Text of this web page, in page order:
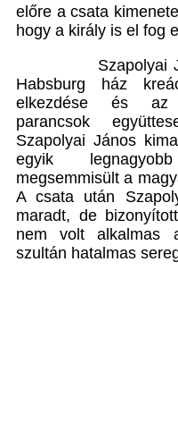
előre a csata
hogy a király is el fog
Szapolyai
Habsburg ház
elkezdése és az
parancsok
Szapolyai János
egyik
megsemmisült a
A csata után
maradt, de
nem volt alkalmas
szultán hatalmas